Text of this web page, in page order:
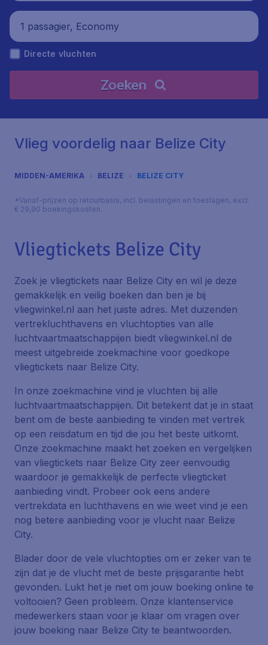
1 passagier, Economy
Directe vluchten
Zoeken
Vlieg voordelig naar Belize City
MIDDEN-AMERIKA BELIZE BELIZE CITY
*Vanaf-prijzen op retourbasis, incl. belastingen en toeslagen, excl.
€ 29,90 boekingskosten.
Vliegtickets Belize City
Zoek je vliegtickets naar Belize City en wil je deze
gemakkelijk en veilig boeken dan ben je bij
vliegwinkel.nl aan het juiste adres. Met duizenden
vertrekluchthavens en vluchtopties van alle
luchtvaartmaatschappijen biedt vliegwinkel.nl de
meest uitgebreide zoekmachine voor goedkope
vliegtickets naar Belize City.
In onze zoekmachine vind je vluchten bij alle
luchtvaartmaatschappijen. Dit betekent dat je in staat
bent om de beste aanbieding te vinden met vertrek
op een reisdatum en tijd die jou het beste uitkomt.
Onze zoekmachine maakt het zoeken en vergelijken
van vliegtickets naar Belize City zeer eenvoudig
waardoor je gemakkelijk de perfecte vliegticket
aanbieding vindt. Probeer ook eens andere
vertrekdata en luchthavens en wie weet vind je een
nog betere aanbieding voor je vlucht naar Belize
City.
Blader door de vele vluchtopties om er zeker van te
zijn dat je de vlucht met de beste prijsgarantie hebt
gevonden. Lukt het je niet om jouw boeking online te
voltooien? Geen probleem. Onze klantenservice
medewerkers staan voor je klaar om vragen over
jouw boeking naar Belize City te beantwoorden.